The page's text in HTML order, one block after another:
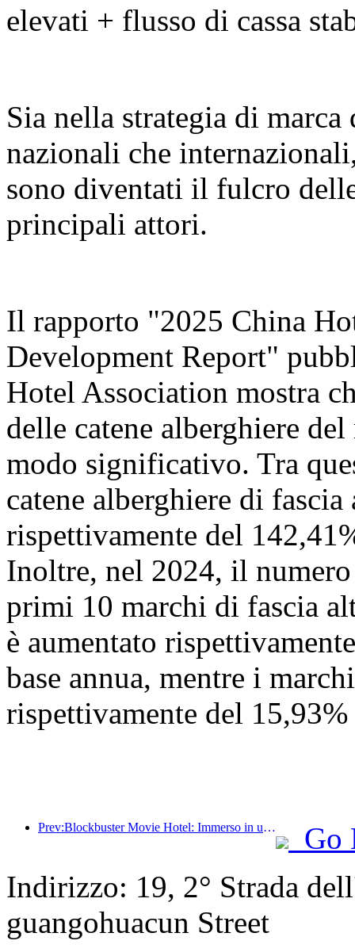
elevati + flusso di cassa
Sia nella strategia di
nazionali che
sono diventati il fulcro
principali attori.
Il rapporto "2025 China
Development Report"
Hotel Association mostra
delle catene alberghiere
modo significativo. Tra
catene alberghiere di
rispettivamente del
Inoltre, nel 2024, il
primi 10 marchi di fascia
è aumentato
base annua, mentre i
rispettivamente del
Prev:Blockbuster Movie Hotel: Immerso in un viaggio di luci e ombre, Blockbuster Movie Hotel definisce una nuova esperienza di viaggio
Go
Indirizzo: 19, 2° Strada
guangohuacun Street